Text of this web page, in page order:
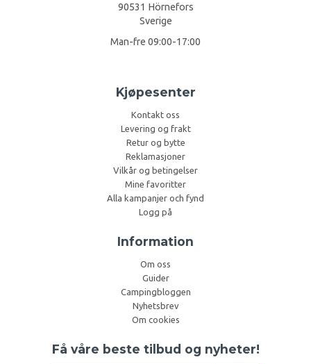
90531 Hörnefors
Sverige
Man-fre 09:00-17:00
Kjøpesenter
Kontakt oss
Levering og frakt
Retur og bytte
Reklamasjoner
Vilkår og betingelser
Mine favoritter
Alla kampanjer och fynd
Logg på
Information
Om oss
Guider
Campingbloggen
Nyhetsbrev
Om cookies
Få våre beste tilbud og nyheter!